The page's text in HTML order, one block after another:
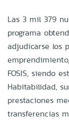
Las 3 mil 379
programa
adjudicarse los
FOSIS, siendo
Habitabilidad,
prestaciones
transferencias